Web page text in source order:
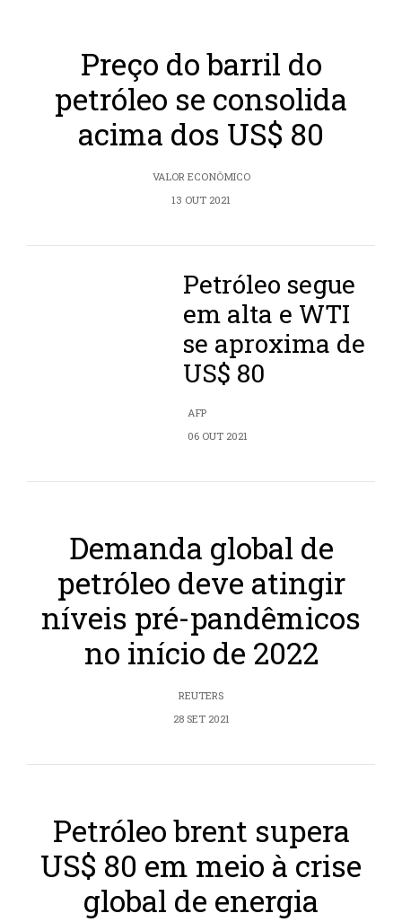
Preço do barril do
petróleo se consolida
acima dos US$ 80
VALOR ECONÔMICO
13 OUT 2021
Petróleo segue
em alta e WTI
se aproxima de
US$ 80
AFP
06 OUT 2021
Demanda global de
petróleo deve atingir
níveis pré-pandêmicos
no início de 2022
REUTERS
28 SET 2021
Petróleo brent supera
US$ 80 em meio à crise
global de energia